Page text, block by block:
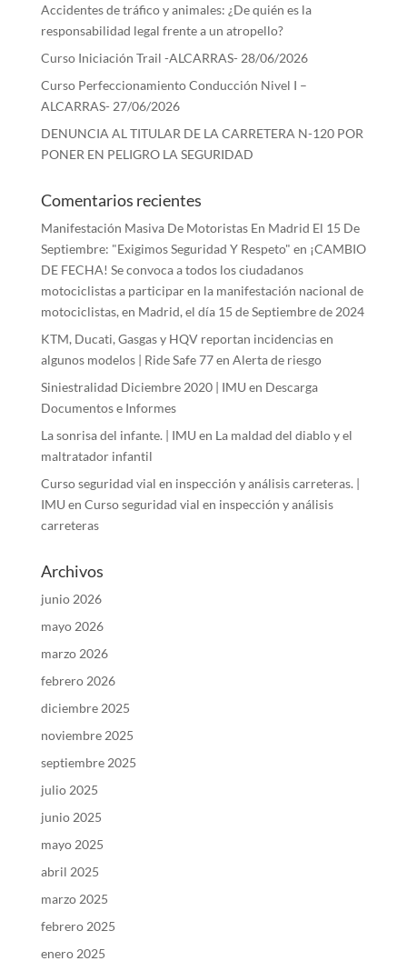
Accidentes de tráfico y animales: ¿De quién es la
responsabilidad legal frente a un atropello?
Curso Iniciación Trail -ALCARRAS- 28/06/2026
Curso Perfeccionamiento Conducción Nivel I –
ALCARRAS- 27/06/2026
DENUNCIA AL TITULAR DE LA CARRETERA N-120 POR
PONER EN PELIGRO LA SEGURIDAD
Comentarios recientes
Manifestación Masiva De Motoristas En Madrid El 15 De
Septiembre: "Exigimos Seguridad Y Respeto" en ¡CAMBIO
DE FECHA! Se convoca a todos los ciudadanos
motociclistas a participar en la manifestación nacional de
motociclistas, en Madrid, el día 15 de Septiembre de 2024
KTM, Ducati, Gasgas y HQV reportan incidencias en
algunos modelos | Ride Safe 77en Alerta de riesgo
Siniestralidad Diciembre 2020 | IMU en Descarga
Documentos e Informes
La sonrisa del infante. | IMU en La maldad del diablo y el
maltratador infantil
Curso seguridad vial en inspección y análisis carreteras. |
IMU en Curso seguridad vial en inspección y análisis
carreteras
Archivos
junio 2026
mayo 2026
marzo 2026
febrero 2026
diciembre 2025
noviembre 2025
septiembre 2025
julio 2025
junio 2025
mayo 2025
abril 2025
marzo 2025
febrero 2025
enero 2025